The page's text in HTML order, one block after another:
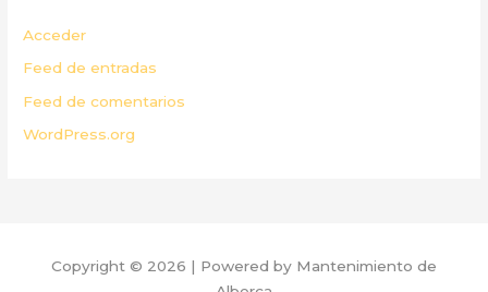
Acceder
Feed de entradas
Feed de comentarios
WordPress.org
Copyright © 2026 | Powered by Mantenimiento de